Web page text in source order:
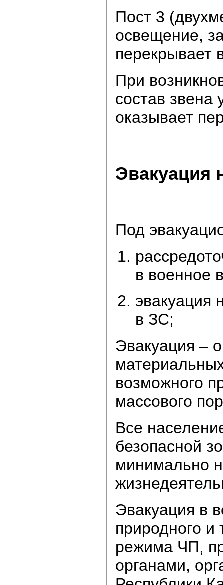
Пост 3
освещение,
перекрывает
При
состав звена
оказывает
Эвакуация
Под
в военное
эвакуация
в ЗС;
Эвакуация –
возможного
массового
Все
безопасной
минимально
Эвакуация в
природного и
режима ЧП,
органами,